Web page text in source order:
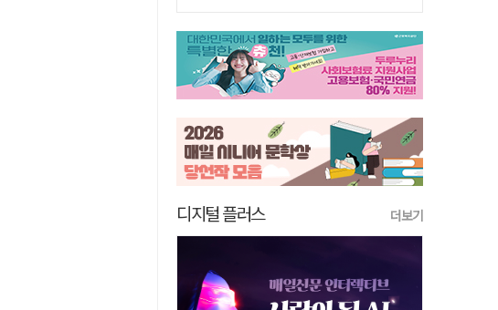
디지털 플러스 더보기